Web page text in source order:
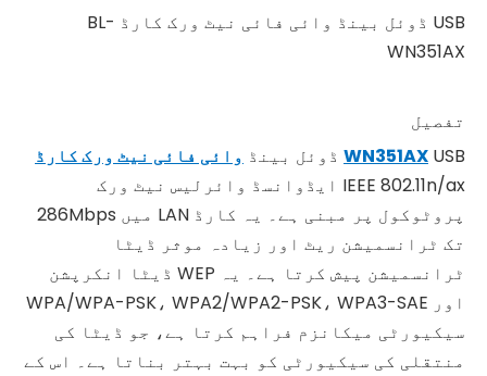
USB ڈوئل بینڈ وائی فائی نیٹ ورک کارڈ BL-
WN351AX
تفصیل
WN351AX USB ڈوئل بینڈ
وائی ​​فائی نیٹ ورک کارڈ
IEEE 802.11n/ax ایڈوانسڈ وائرلیس نیٹ ورک
پروٹوکول پر مبنی ہے۔ یہ کارڈ LAN میں 286Mbps
تک ٹرانسمیشن ریٹ اور زیادہ موثر ڈیٹا
ٹرانسمیشن پیش کرتا ہے۔ یہ WEP ڈیٹا انکرپشن
اور WPA/WPA-PSK، WPA2/WPA2-PSK، WPA3-SAE
سیکیورٹی میکانزم فراہم کرتا ہے، جو ڈیٹا کی
منتقلی کی سیکیورٹی کو بہت بہتر بناتا ہے۔ اس کے